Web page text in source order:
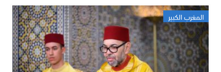
المغرب الكبير